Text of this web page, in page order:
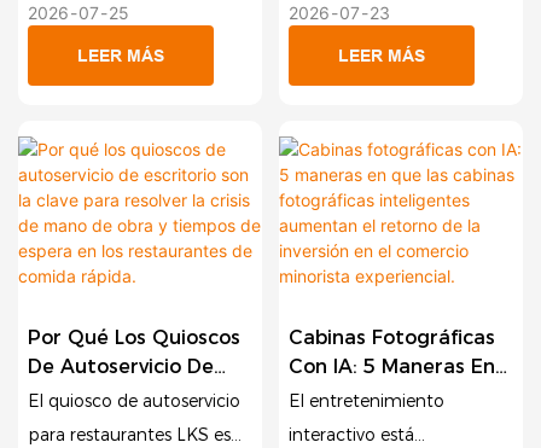
Aeropuertos Están
Solucionando Los
Cuellos De Botella En
alcanzando máximos
históricos, los aeropuertos
y centros de tránsito de
enfrentan a un desafío
fundamental: cómo
procesar a millones de
viajeros de forma rápida y
segura sin ampliar la
terminales ni aumentar
2026 07 25
LEER MÁS
Modernos
comerciales exclusivos,
gasolineras, vestíbulos de
hoteles de lujo y salas VIP
centímetro cuadrado de
espacio es crucial para la
rentabilidad. Los cajeros
automáticos tradicionales
y voluminosos suelen
ofrecen un servicio esencial
2026 07 23
LEER MÁS
Por Qué Los Quioscos
De Autoservicio De
Escritorio Son La Clave
Para Resolver La Crisis
El quiosco de autoservicio
para restaurantes LKS es
Cabinas Fotográficas
Con IA: 5 Maneras En
Que Las Cabinas
Fotográficas
El entretenimiento
interactivo está